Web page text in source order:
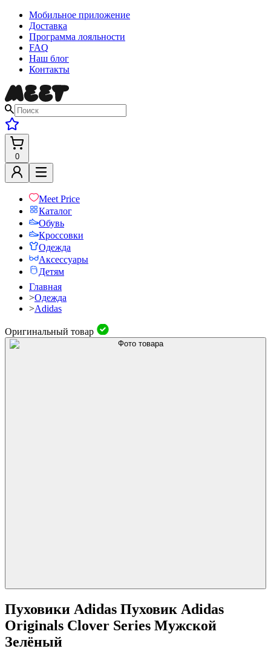
Мобильное приложение
Доставка
Программа лояльности
FAQ
Наш блог
Контакты
0
Meet Price
Каталог
Обувь
Кроссовки
Одежда
Аксессуары
Детям
Главная
>Одежда
>Adidas
Оригинальный товар
Пуховики Adidas Пуховик Adidas
Originals Clover Series Мужской
Зелёный